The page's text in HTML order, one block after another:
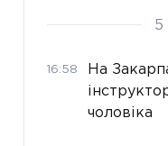
5
16:58
На
чоловіка